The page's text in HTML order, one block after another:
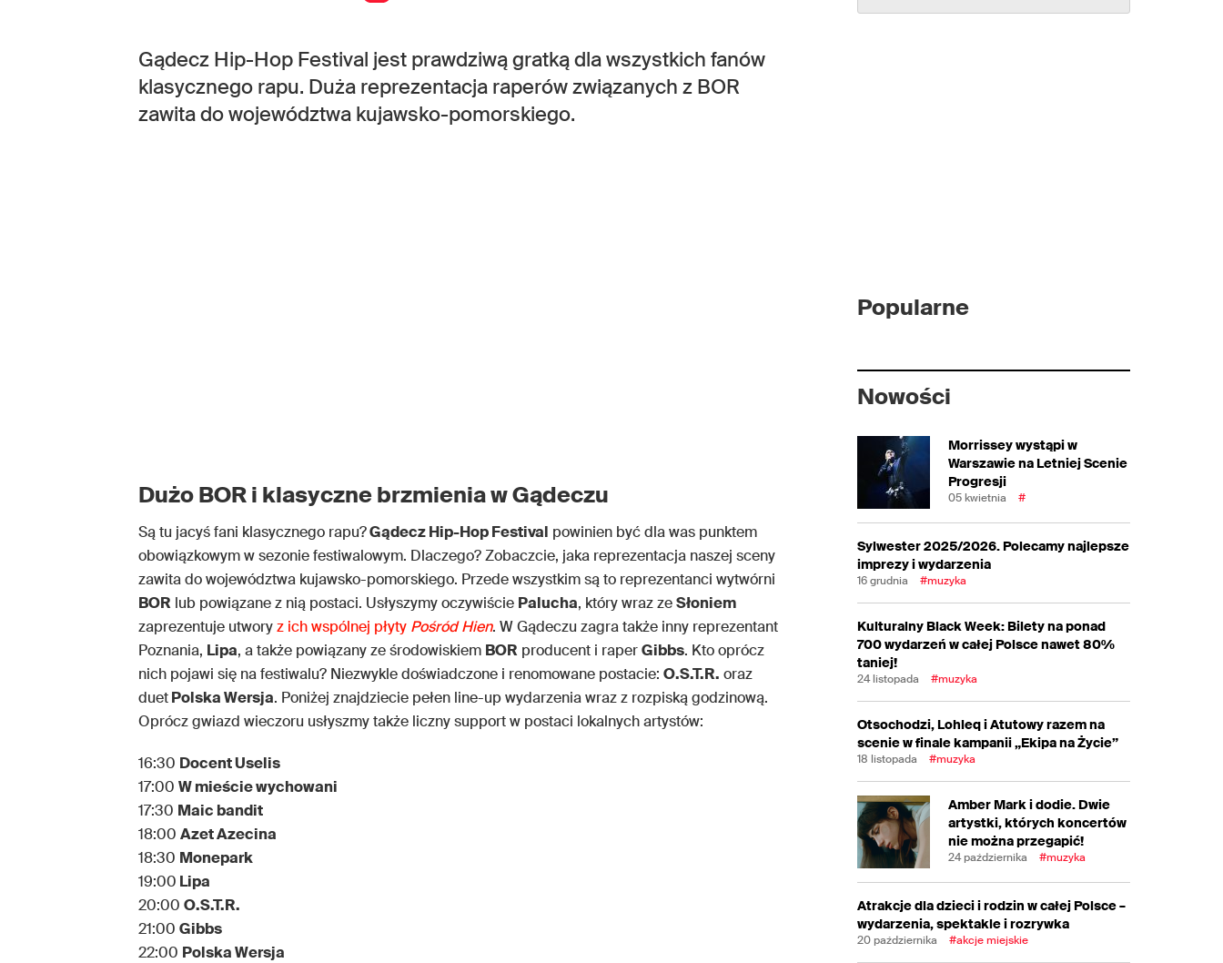
Gądecz Hip-Hop Festival jest prawdziwą gratką dla wszystkich fanów
klasycznego rapu. Duża reprezentacja raperów związanych z BOR
zawita do województwa kujawsko-pomorskiego.
Dużo BOR i klasyczne brzmienia w Gądeczu
Są tu jacyś fani klasycznego rapu?Gądecz Hip-Hop Festival powinien być dla was punktem
obowiązkowym w sezonie festiwalowym. Dlaczego? Zobaczcie, jaka reprezentacja naszej sceny
zawita do województwa kujawsko-pomorskiego. Przede wszystkim są to reprezentanci wytwórni
BOR lub powiązane z nią postaci. Usłyszymy oczywiście Palucha, który wraz zeSłoniem
zaprezentuje utworyz ich wspólnej płyty Pośród Hien. W Gądeczu zagra także inny reprezentant
Poznania, Lipa, a także powiązany ze środowiskiem BOR producent i raperGibbs. Kto oprócz
nich pojawi się na festiwalu? Niezwykle doświadczone i renomowane postacie: O.S.T.R. oraz
duetPolska Wersja. Poniżej znajdziecie pełen line-up wydarzenia wraz z rozpiską godzinową.
Oprócz gwiazd wieczoru usłyszmy także liczny support w postaci lokalnych artystów:
16:30 Docent Uselis
17:00 W mieście wychowani
17:30 Maic bandit
18:00 Azet Azecina
18:30 Monepark
19:00 Lipa
20:00 O.S.T.R.
21:00 Gibbs
22:00 Polska Wersja
Popularne
Nowości
Morrissey wystąpi w
Warszawie na Letniej Scenie
Progresji
05 kwietnia #
Sylwester 2025/2026. Polecamy najlepsze
imprezy i wydarzenia
16 grudnia #muzyka
Kulturalny Black Week: Bilety na ponad
700 wydarzeń w całej Polsce nawet 80%
taniej!
24 listopada #muzyka
Otsochodzi, Lohleq i Atutowy razem na
scenie w finale kampanii „Ekipa na Życie”
18 listopada #muzyka
Amber Mark i dodie. Dwie
artystki, których koncertów
nie można przegapić!
24 października #muzyka
Atrakcje dla dzieci i rodzin w całej Polsce –
wydarzenia, spektakle i rozrywka
20 października #akcje miejskie